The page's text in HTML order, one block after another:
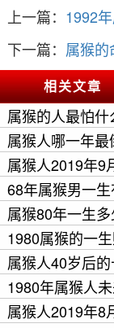
上一篇： 1992
人一生运势如何
下一篇： 属猴
龙鼠 相关文章
属猴的人最怕
属猴人哪一年
属猴人2019年9
68年属猴男一
属猴80年一生
1980属猴的一
属猴人40岁后
1980年属猴人
属猴人2019年8